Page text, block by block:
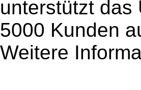
unterstützt das
5000 Kunden
Weitere